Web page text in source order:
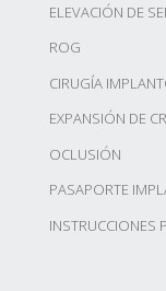
ELEVACIÓN DE
ROG
CIRUGÍA
EXPANSIÓN DE
OCLUSIÓN
PASAPORTE
INSTRUCCIONES